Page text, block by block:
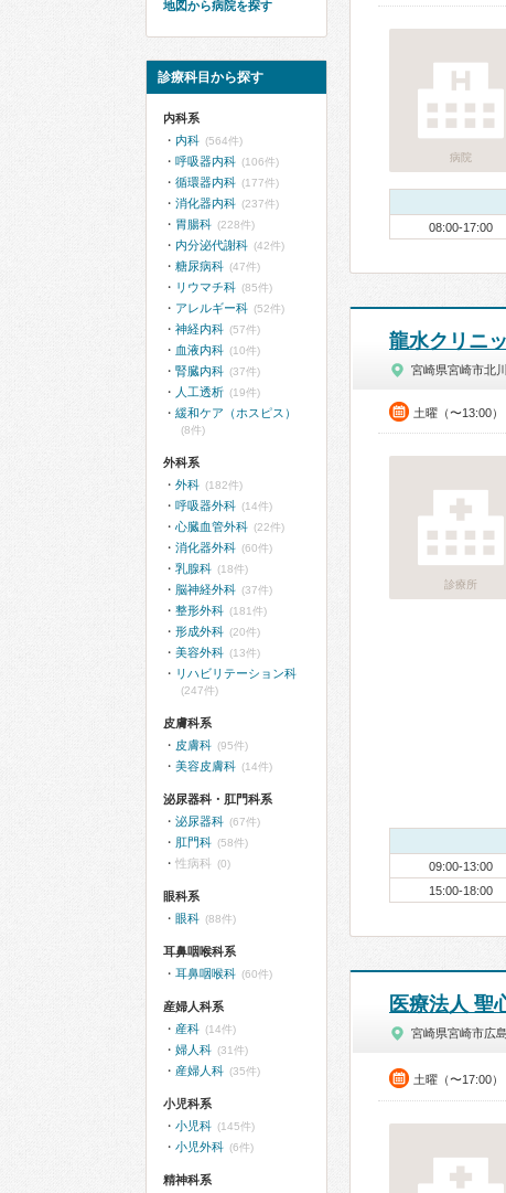
病院
08:00-17:00
龍水クリニ
宮崎県宮崎市北
土曜（〜13:00）
診療所
09:00-13:00
15:00-18:00
医療法人 聖
宮崎県宮崎市広
土曜（〜17:00）
地図から病院を探す
診療科目から探す
内科系
内科 (564件)
呼吸器内科 (106件)
循環器内科 (177件)
消化器内科 (237件)
胃腸科 (228件)
内分泌代謝科 (42件)
糖尿病科 (47件)
リウマチ科 (85件)
アレルギー科 (52件)
神経内科 (57件)
血液内科 (10件)
腎臓内科 (37件)
人工透析 (19件)
緩和ケア（ホスピス）
(8件)
外科系
外科 (182件)
呼吸器外科 (14件)
心臓血管外科 (22件)
消化器外科 (60件)
乳腺科 (18件)
脳神経外科 (37件)
整形外科 (181件)
形成外科 (20件)
美容外科 (13件)
リハビリテーション科
(247件)
皮膚科系
皮膚科 (95件)
美容皮膚科 (14件)
泌尿器科・肛門科系
泌尿器科 (67件)
肛門科 (58件)
性病科 (0)
眼科系
眼科 (88件)
耳鼻咽喉科系
耳鼻咽喉科 (60件)
産婦人科系
産科 (14件)
婦人科 (31件)
産婦人科 (35件)
小児科系
小児科 (145件)
小児外科 (6件)
精神科系